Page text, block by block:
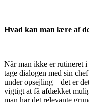
Hvad kan man lære af
Når man ikke er rutineret
tage dialogen med sin
under opsejling – det er
vigtigt at få afdækket
man har det relevante